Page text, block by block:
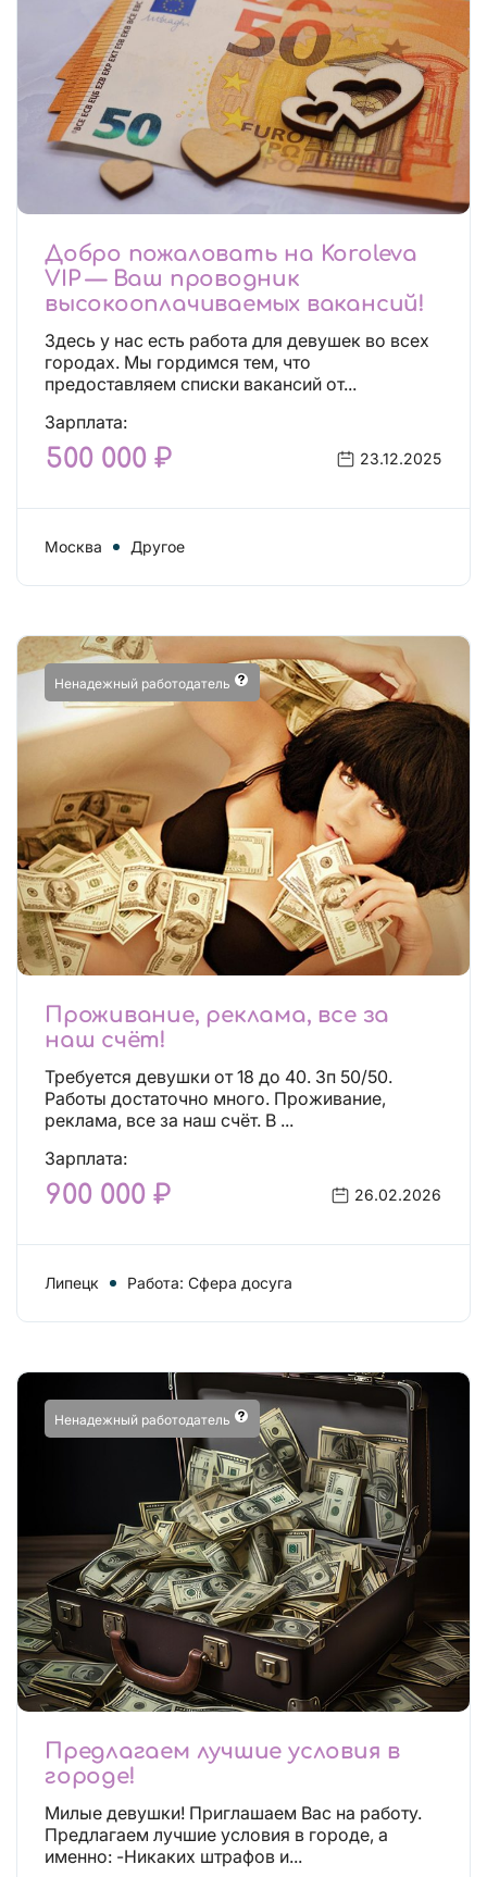
Добро пожаловать на Koroleva
VIP — Ваш проводник
высокооплачиваемых вакансий!
Здесь у нас есть работа для девушек во всех
городах. Мы гордимся тем, что
предоставляем списки вакансий от...
Зарплата:
500 000 ₽ 23.12.2025
Москва Другое
Ненадежный работодатель
Проживание, реклама, все за
наш счёт!
Требуется девушки от 18 до 40. Зп 50/50.
Работы достаточно много. Проживание,
реклама, все за наш счёт. В ...
Зарплата:
900 000 ₽ 26.02.2026
Липецк Работа: Сфера досуга
Ненадежный работодатель
Предлагаем лучшие условия в
городе!
Милые девушки! Приглашаем Вас на работу.
Предлагаем лучшие условия в городе, а
именно: -Никаких штрафов и...